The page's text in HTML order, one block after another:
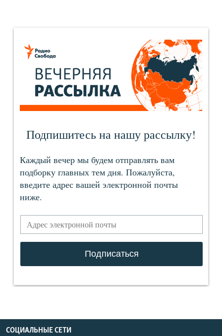
СОЦИАЛЬНЫЕ СЕТИ